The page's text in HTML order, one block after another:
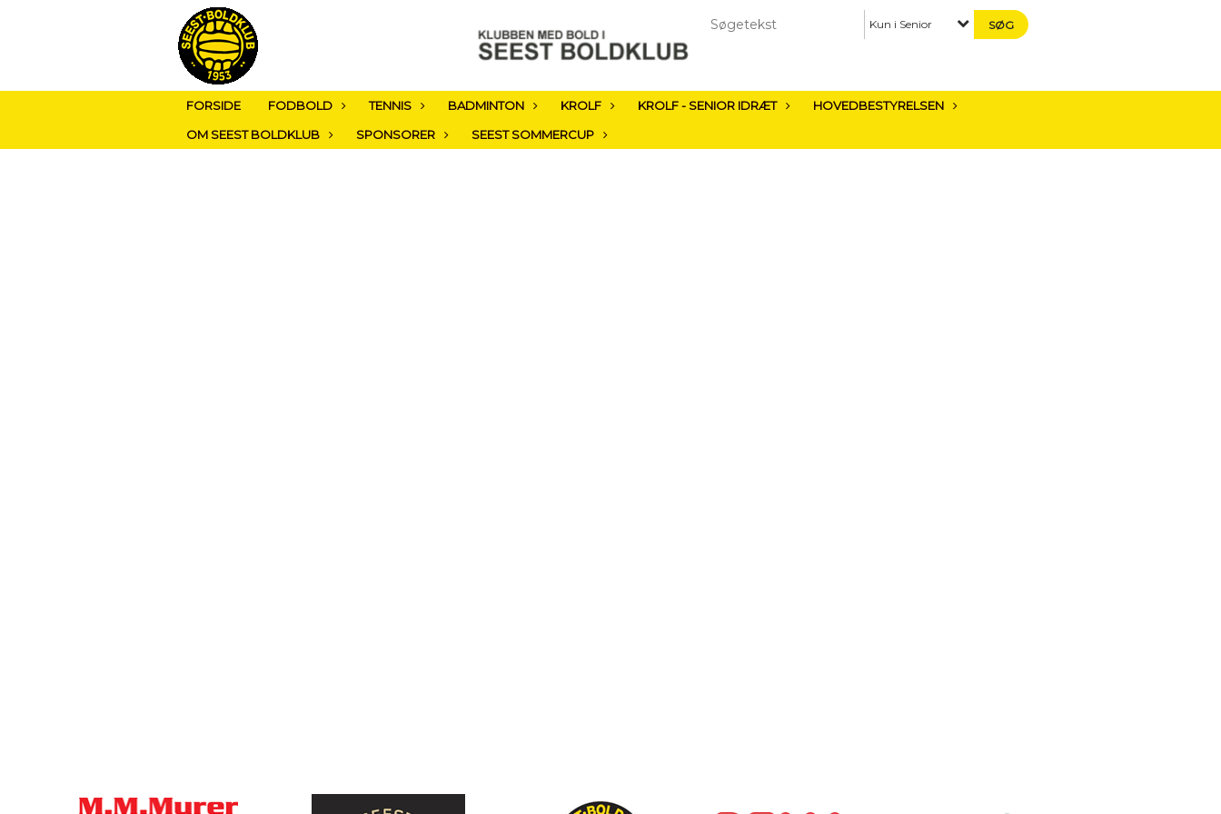
Kun i Senior
FORSIDE FODBOLD TENNIS BADMINTON KROLF KROLF - SENIOR IDRÆT
HOVEDBESTYRELSEN
OM SEEST BOLDKLUB
SPONSORER SEEST SOMMERCUP